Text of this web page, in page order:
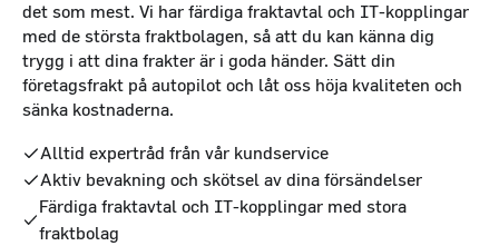
det som mest. Vi har färdiga fraktavtal och IT-kopplingar
med de största fraktbolagen, så att du kan känna dig
trygg i att dina frakter är i goda händer. Sätt din
företagsfrakt på autopilot och låt oss höja kvaliteten och
sänka kostnaderna.
Alltid expertråd från vår kundservice
Aktiv bevakning och skötsel av dina försändelser
Färdiga fraktavtal och IT-kopplingar med stora
fraktbolag